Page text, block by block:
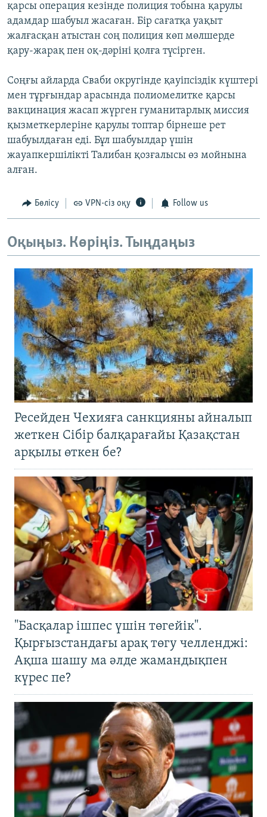
қарсы операция кезінде полиция тобына қарулы
адамдар шабуыл жасаған. Бір сағатқа уақыт
жалғасқан атыстан соң полиция көп мөлшерде
қару-жарақ пен оқ-дәріні қолға түсірген.
Соңғы айларда Сваби округінде қауіпсіздік күштері
мен тұрғындар арасында полиомелитке қарсы
вакцинация жасап жүрген гуманитарлық миссия
қызметкерлеріне қарулы топтар бірнеше рет
шабуылдаған еді. Бұл шабуылдар үшін
жауапкершілікті Талибан қозғалысы өз мойнына
алған.
Бөлісу VPN-сіз оқу Follow us
Оқыңыз. Көріңіз. Тыңдаңыз
Ресейден Чехияға санкцияны айналып
жеткен Сібір балқарағайы Қазақстан
арқылы өткен бе?
"Басқалар ішпес үшін төгейік".
Қырғызстандағы арақ төгу челленджі:
Ақша шашу ма әлде жамандықпен
күрес пе?